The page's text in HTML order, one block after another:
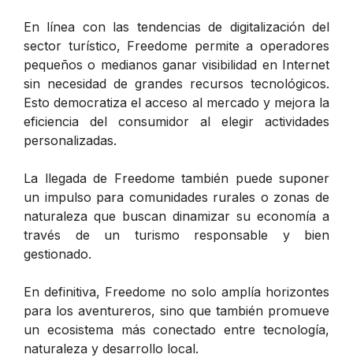
En línea con las tendencias de digitalización del
sector turístico, Freedome permite a operadores
pequeños o medianos ganar visibilidad en Internet
sin necesidad de grandes recursos tecnológicos.
Esto democratiza el acceso al mercado y mejora la
eficiencia del consumidor al elegir actividades
personalizadas.
La llegada de Freedome también puede suponer
un impulso para comunidades rurales o zonas de
naturaleza que buscan dinamizar su economía a
través de un turismo responsable y bien
gestionado.
En definitiva, Freedome no solo amplía horizontes
para los aventureros, sino que también promueve
un ecosistema más conectado entre tecnología,
naturaleza y desarrollo local.